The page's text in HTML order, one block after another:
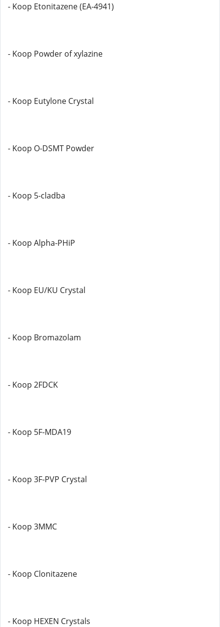
- Koop Etonitazene (EA-4941)
- Koop Powder of xylazine
- Koop Eutylone Crystal
- Koop O-DSMT Powder
- Koop 5-cladba
- Koop Alpha-PHiP
- Koop EU/KU Crystal
- Koop Bromazolam
- Koop 2FDCK
- Koop 5F-MDA19
- Koop 3F-PVP Crystal
- Koop 3MMC
- Koop Clonitazene
- Koop HEXEN Crystals